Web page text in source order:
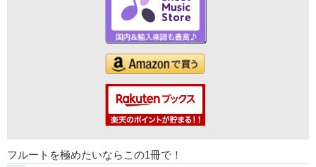
フルートを極めたいならこの1冊で！